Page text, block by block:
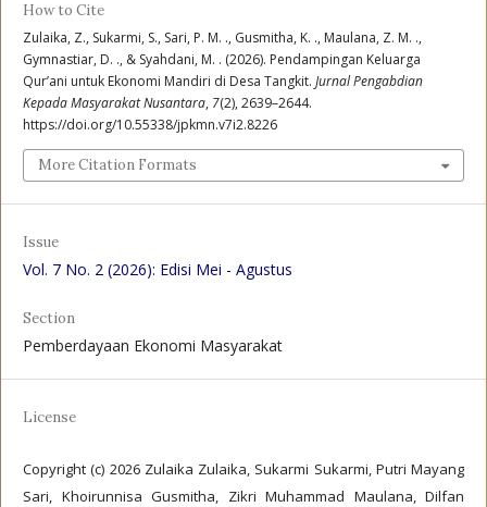
How to Cite
Zulaika, Z., Sukarmi, S., Sari, P. M. ., Gusmitha, K. ., Maulana, Z. M. .,
Gymnastiar, D. ., & Syahdani, M. . (2026). Pendampingan Keluarga
Qur’ani untuk Ekonomi Mandiri di Desa Tangkit. Jurnal Pengabdian
Kepada Masyarakat Nusantara, 7(2), 2639–2644.
https://doi.org/10.55338/jpkmn.v7i2.8226
More Citation Formats
Issue
Vol. 7 No. 2 (2026): Edisi Mei - Agustus
Section
Pemberdayaan Ekonomi Masyarakat
License
Copyright (c) 2026 Zulaika Zulaika, Sukarmi Sukarmi, Putri Mayang
Sari, Khoirunnisa Gusmitha, Zikri Muhammad Maulana, Dilfan